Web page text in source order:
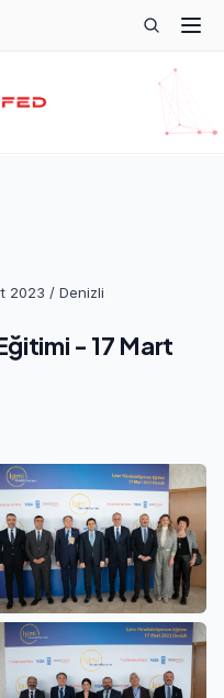
2023 / Denizli
- 17 Mart